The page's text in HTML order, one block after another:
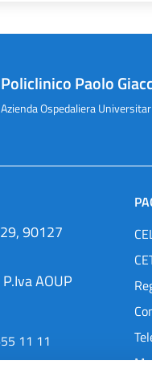
Policlinico Paolo
Azienda Ospedaliera
90127
AOUP
11 11